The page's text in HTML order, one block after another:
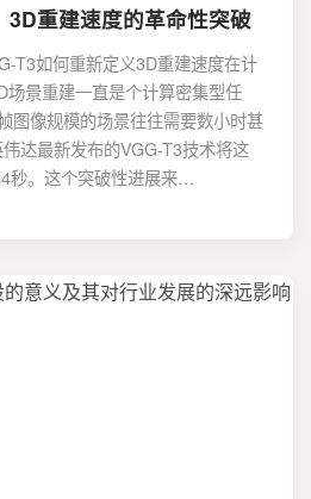
3D重建速度的革命性突破
T3如何重新定义3D重建速度在计
景重建一直是个计算密集型任
图像规模的场景往往需要数小时甚
达最新发布的VGG-T3技术将这
秒。这个突破性进展来…